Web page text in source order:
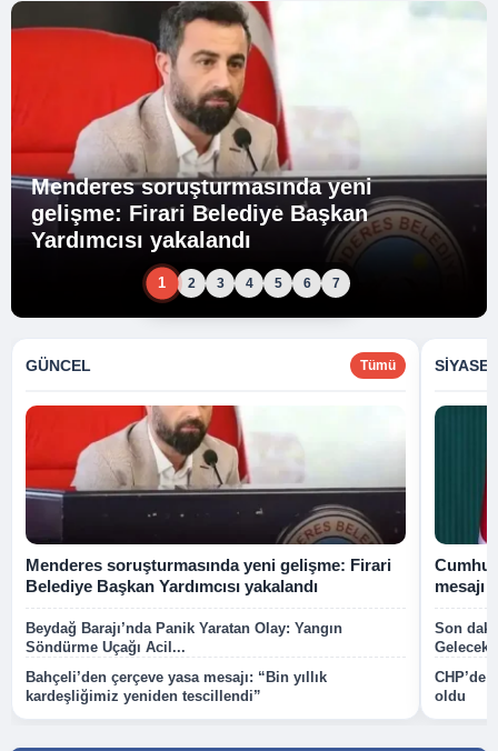
Menderes soruşturmasında yeni
gelişme: Firari Belediye Başkan
Yardımcısı yakalandı
1 2 3 4 5 6 7
GÜNCEL Tümü
Menderes soruşturmasında yeni gelişme: Firari
Belediye Başkan Yardımcısı yakalandı
Beydağ Barajı’nda Panik Yaratan Olay: Yangın
Söndürme Uçağı Acil...
Bahçeli’den çerçeve yasa mesajı: “Bin yıllık
kardeşliğimiz yeniden tescillendi”
mesajı
Son
Gelecek
CHP’de
oldu